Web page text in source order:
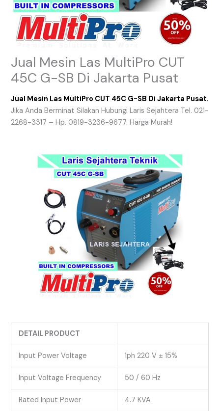
Jual Mesin Las MultiPro CUT
45C G-SB Di Jakarta Pusat
Jual Mesin Las MultiPro CUT 45C G-SB Di Jakarta Pusat.
Jika Anda Berminat Silakan Hubungi Laris Sejahtera Tel. 021-
2268-3317 – Hp. 0819-3236-9677. Harga Murah!
DETAIL PRODUCT
Input Power Voltage 1ph 220 V ± 15%
Input Voltage Frequency 50 / 60 Hz
Rated Input Power 4.7 KVA